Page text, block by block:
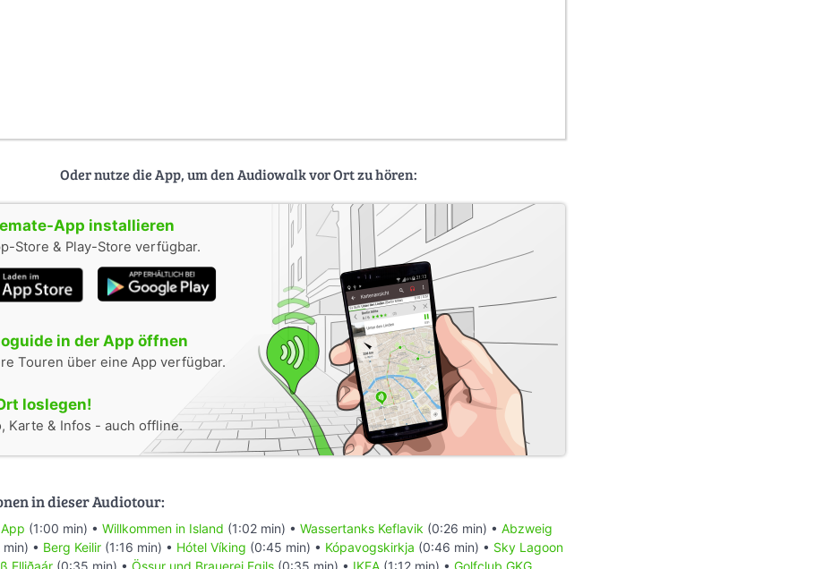
Oder nutze die App, um den Audiowalk vor Ort zu hören:
App installieren
Store & Play-Store verfügbar.
in der App öffnen
Touren über eine App verfügbar.
loslegen!
Karte & Infos - auch offline.
in dieser Audiotour:
(1:00 min) • Willkommen in Island (1:02 min) • Wassertanks Keflavik (0:26 min) • Abzweig
min) • Berg Keilir (1:16 min) • Hótel Víking (0:45 min) • Kópavogskirkja (0:46 min) • Sky Lagoon
Elliðaár (0:35 min) • Össur und Brauerei Egils (0:35 min) • IKEA (1:12 min) • Golfclub GKG